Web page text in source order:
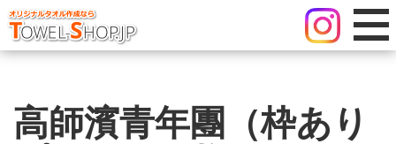
高師濱青年團（枠あり